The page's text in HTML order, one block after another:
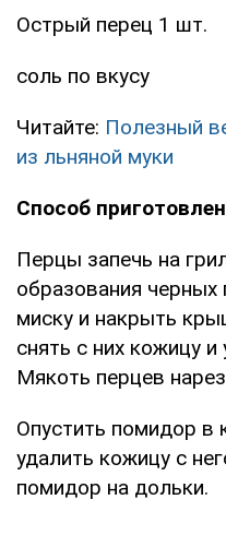
Острый перец 1 шт.
соль по вкусу
Читайте: Полезный
из льняной муки
Способ
Перцы запечь на
образования
миску и накрыть
снять с них кожицу и
Мякоть перцев
Опустить помидор в
удалить кожицу с
помидор на дольки.